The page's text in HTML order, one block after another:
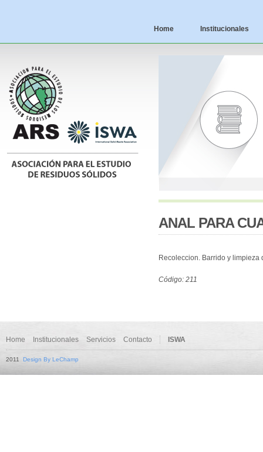
Home Institucionales
ANAL PARA
Recoleccion. Barrido y
Código: 211
Home Institucionales Servicios Contacto ISWA
2011 Design By LeChamp